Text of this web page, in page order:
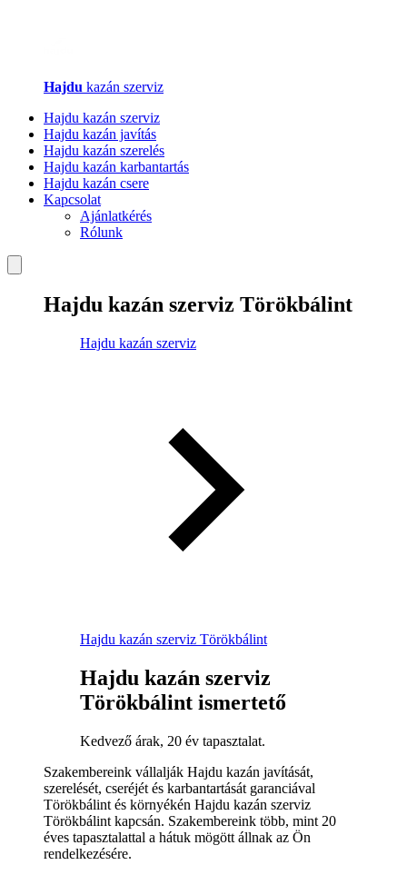
Hajdu kazán szerviz
Hajdu kazán szerviz
Hajdu kazán javítás
Hajdu kazán szerelés
Hajdu kazán karbantartás
Hajdu kazán csere
Kapcsolat
Ajánlatkérés
Rólunk
Hajdu kazán szerviz Törökbálint
Hajdu kazán szerviz
Hajdu kazán szerviz Törökbálint
Hajdu kazán szerviz
Törökbálint ismertető
Kedvező árak, 20 év tapasztalat.
Szakembereink vállalják Hajdu kazán javítását,
szerelését, cseréjét és karbantartását garanciával
Törökbálint és környékén Hajdu kazán szerviz
Törökbálint kapcsán. Szakembereink több, mint 20
éves tapasztalattal a hátuk mögött állnak az Ön
rendelkezésére.